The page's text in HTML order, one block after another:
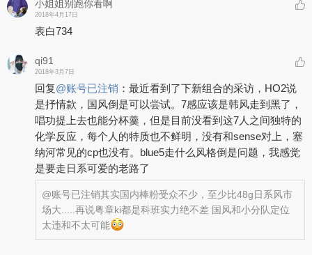
小姐姐别跑你看啊
2018年4月17日
表白734
qi91
2018年3月7日
回复@账号已注销 ： 最近看到了下新组合的采访，HO2说
是抒情款，国风倒是可以尝试。7感应该是韩风走到黑了，
唱功提上去也能分杯羹，但是目前没看到这7人之间独特的
化学反应，每个人的特质也不鲜明，没有和sense对上，塞
纳河常见的cp也没有。blue5走什么风格倒是问题，我感觉
是要走日系可爱的老路了
@账号已注销其实国内棒粉受众不少，至少比48g日系风市
场大.....再说粤章ki都是科班实力绝不差 国风和小分队定位
太违和不太可能